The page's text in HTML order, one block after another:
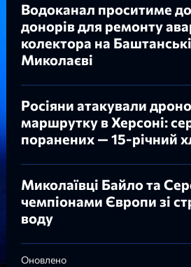
Водоканал проситиме
донорів для ремонту
колектора на
Миколаєві
Росіяни атакували
маршрутку в Херсоні:
поранених — 15-річний
Миколаївці Байло та
чемпіонами Європи зі
воду
Оновлено